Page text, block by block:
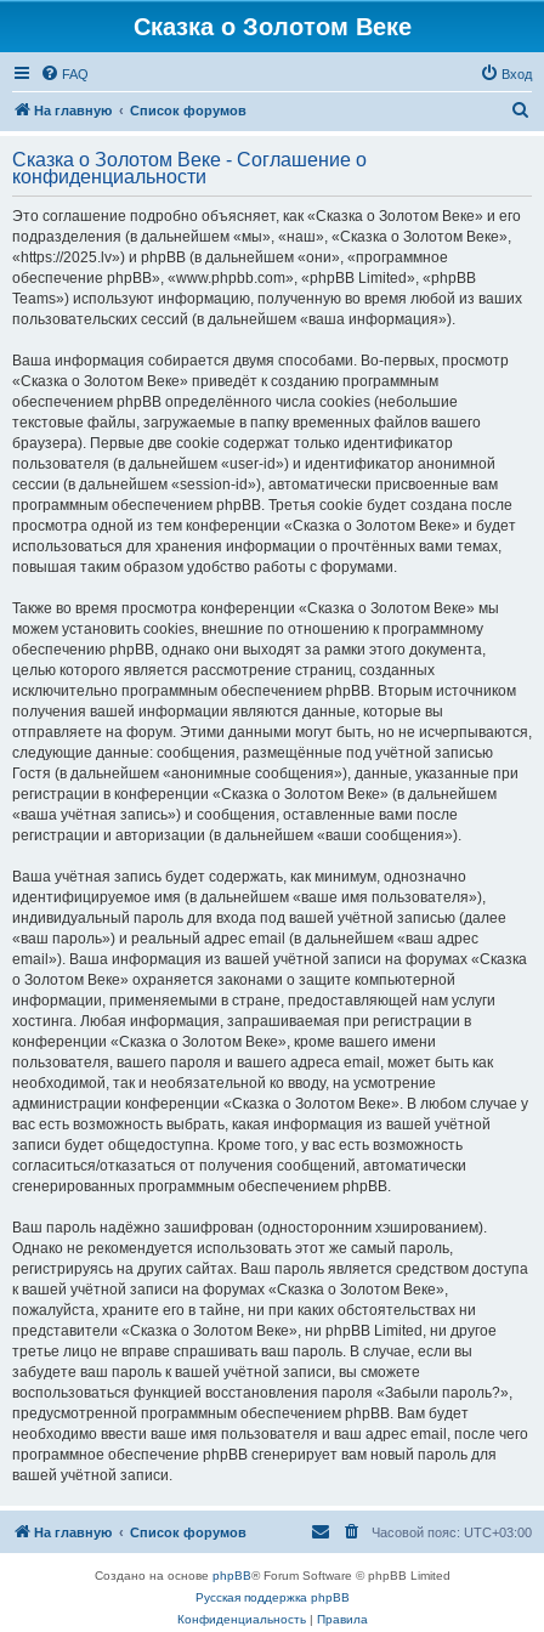
Сказка о Золотом Веке
FAQ Вход
На главную Список форумов
с
Сказка о Золотом Веке - Соглашение о
конфиденциальности
Это соглашение подробно объясняет, как «Сказка о Золотом Веке» и его
подразделения (в дальнейшем «мы», «наш», «Сказка о Золотом Веке»,
«https://2025.lv») и phpBB (в дальнейшем «они», «программное
обеспечение phpBB», «www.phpbb.com», «phpBB Limited», «phpBB
Teams») используют информацию, полученную во время любой из ваших
пользовательских сессий (в дальнейшем «ваша информация»).
Ваша информация собирается двумя способами. Во-первых, просмотр
«Сказка о Золотом Веке» приведёт к созданию программным
обеспечением phpBB определённого числа cookies (небольшие
текстовые файлы, загружаемые в папку временных файлов вашего
браузера). Первые две cookie содержат только идентификатор
пользователя (в дальнейшем «user-id») и идентификатор анонимной
сессии (в дальнейшем «session-id»), автоматически присвоенные вам
программным обеспечением phpBB. Третья cookie будет создана после
просмотра одной из тем конференции «Сказка о Золотом Веке» и будет
использоваться для хранения информации о прочтённых вами темах,
повышая таким образом удобство работы с форумами.
Также во время просмотра конференции «Сказка о Золотом Веке» мы
можем установить cookies, внешние по отношению к программному
обеспечению phpBB, однако они выходят за рамки этого документа,
целью которого является рассмотрение страниц, созданных
исключительно программным обеспечением phpBB. Вторым источником
получения вашей информации являются данные, которые вы
отправляете на форум. Этими данными могут быть, но не исчерпываются,
следующие данные: сообщения, размещённые под учётной записью
Гостя (в дальнейшем «анонимные сообщения»), данные, указанные при
регистрации в конференции «Сказка о Золотом Веке» (в дальнейшем
«ваша учётная запись») и сообщения, оставленные вами после
регистрации и авторизации (в дальнейшем «ваши сообщения»).
Ваша учётная запись будет содержать, как минимум, однозначно
идентифицируемое имя (в дальнейшем «ваше имя пользователя»),
индивидуальный пароль для входа под вашей учётной записью (далее
«ваш пароль») и реальный адрес email (в дальнейшем «ваш адрес
email»). Ваша информация из вашей учётной записи на форумах «Сказка
о Золотом Веке» охраняется законами о защите компьютерной
информации, применяемыми в стране, предоставляющей нам услуги
хостинга. Любая информация, запрашиваемая при регистрации в
конференции «Сказка о Золотом Веке», кроме вашего имени
пользователя, вашего пароля и вашего адреса email, может быть как
необходимой, так и необязательной ко вводу, на усмотрение
администрации конференции «Сказка о Золотом Веке». В любом случае у
вас есть возможность выбрать, какая информация из вашей учётной
записи будет общедоступна. Кроме того, у вас есть возможность
согласиться/отказаться от получения сообщений, автоматически
сгенерированных программным обеспечением phpBB.
Ваш пароль надёжно зашифрован (односторонним хэшированием).
Однако не рекомендуется использовать этот же самый пароль,
регистрируясь на других сайтах. Ваш пароль является средством доступа
к вашей учётной записи на форумах «Сказка о Золотом Веке»,
пожалуйста, храните его в тайне, ни при каких обстоятельствах ни
представители «Сказка о Золотом Веке», ни phpBB Limited, ни другое
третье лицо не вправе спрашивать ваш пароль. В случае, если вы
забудете ваш пароль к вашей учётной записи, вы сможете
воспользоваться функцией восстановления пароля «Забыли пароль?»,
предусмотренной программным обеспечением phpBB. Вам будет
необходимо ввести ваше имя пользователя и ваш адрес email, после чего
программное обеспечение phpBB сгенерирует вам новый пароль для
вашей учётной записи.
На главную Список форумов Часовой пояс: UTC+03:00
Создано на основе phpBB® Forum Software © phpBB Limited
Русская поддержка phpBB
Конфиденциальность| Правила